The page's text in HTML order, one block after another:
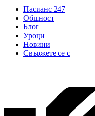
Пасианс 247
Общност
Блог
Уроци
Новини
Свържете се с